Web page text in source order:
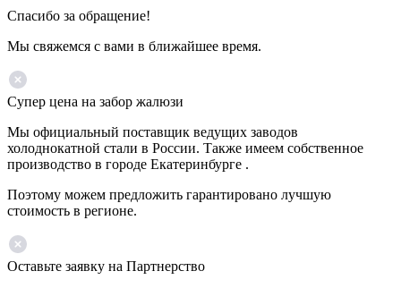
Спасибо за обращение!
Мы свяжемся с вами в ближайшее время.
Супер цена на забор жалюзи
Мы официальный поставщик ведущих заводов
холоднокатной стали в России. Также имеем собственное
производство в городе Екатеринбурге .
Поэтому можем предложить гарантировано лучшую
стоимость в регионе.
Оставьте заявку на Партнерство